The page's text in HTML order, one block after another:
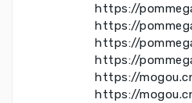
https://
https://
https://
https://
https://
https://